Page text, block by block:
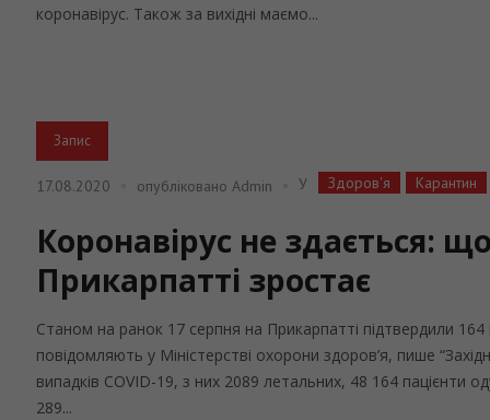
коронавірус. Також за вихідні маємо...
Запис
17.08.2020 опублікованоAdmin У Здоров'я Карантин
Коронавірус не здається:
Прикарпатті зростає
Станом на ранок 17 серпня на Прикарпатті підтвердили
повідомляють у Міністерстві охорони здоров’я, пише
випадків COVID-19, з них 2089 летальних, 48 164
289...